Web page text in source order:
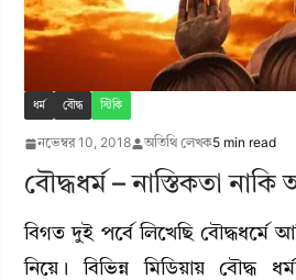
ধর্ম বৌদ্ধ স্টিকি
নভেম্বর 10, 2018 অতিথি লেখক5 min read
বৌদ্ধধর্ম – নাস্তিকতা
বিগত দুই পর্বে লিখেছি বৌদ্ধধর্মে
নিয়ে। বিভিন্ন মিডিয়ায় বৌদ্ধ